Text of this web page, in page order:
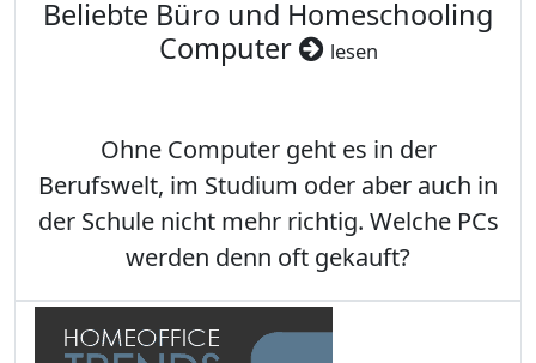
Beliebte Büro und Homeschooling
Computer
lesen
Ohne Computer geht es in der
Berufswelt, im Studium oder aber auch in
der Schule nicht mehr richtig. Welche PCs
werden denn oft gekauft?